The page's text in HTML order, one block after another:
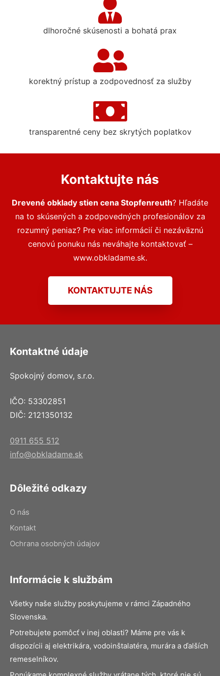
dlhoročné skúsenosti a bohatá prax
korektný prístup a zodpovednosť za služby
transparentné ceny bez skrytých poplatkov
Kontaktujte nás
Drevené obklady stien cena Stopfenreuth? Hľadáte
na to skúsených a zodpovedných profesionálov za
rozumný peniaz? Pre viac informácií či nezáväznú
cenovú ponuku nás neváhajte kontaktovať –
www.obkladame.sk.
KONTAKTUJTE NÁS
Kontaktné údaje
Spokojný domov, s.r.o.
IČO: 53302851
DIČ: 2121350132
0911 655 512
info@obkladame.sk
Dôležité odkazy
O nás
Kontakt
Ochrana osobných údajov
Informácie k službám
Všetky naše služby poskytujeme v rámci Západného
Slovenska.
Potrebujete pomôcť v inej oblasti? Máme pre vás k
dispozícii aj elektrikára, vodoinštalatéra, murára a ďalších
remeselníkov.